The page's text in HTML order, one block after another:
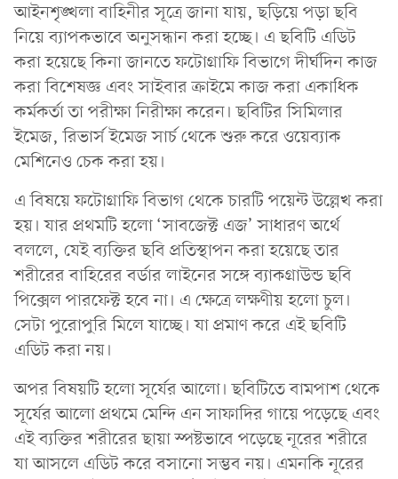
আইনশৃঙ্খলা বাহিনীর সূত্রে জানা যায়, ছড়িয়ে পড়া ছবি
নিয়ে ব্যাপকভাবে অনুসন্ধান করা হচ্ছে। এ ছবিটি এডিট
করা হয়েছে কিনা জানতে ফটোগ্রাফি বিভাগে দীর্ঘদিন কাজ
করা বিশেষজ্ঞ এবং সাইবার ক্রাইমে কাজ করা একাধিক
কর্মকর্তা তা পরীক্ষা নিরীক্ষা করেন। ছবিটির সিমিলার
ইমেজ, রিভার্স ইমেজ সার্চ থেকে শুরু করে ওয়েব্যাক
মেশিনেও চেক করা হয়।
এ বিষয়ে ফটোগ্রাফি বিভাগ থেকে চারটি পয়েন্ট উল্লেখ করা
হয়। যার প্রথমটি হলো ‘সাবজেক্ট এজ’ সাধারণ অর্থে
বললে, যেই ব্যক্তির ছবি প্রতিস্থাপন করা হয়েছে তার
শরীরের বাহিরের বর্ডার লাইনের সঙ্গে ব্যাকগ্রাউন্ড ছবি
পিক্সেল পারফেক্ট হবে না। এ ক্ষেত্রে লক্ষণীয় হলো চুল।
সেটা পুরোপুরি মিলে যাচ্ছে। যা প্রমাণ করে এই ছবিটি
এডিট করা নয়।
অপর বিষয়টি হলো সূর্যের আলো। ছবিটিতে বামপাশ থেকে
সূর্যের আলো প্রথমে মেন্দি এন সাফাদির গায়ে পড়েছে এবং
এই ব্যক্তির শরীরের ছায়া স্পষ্টভাবে পড়েছে নূরের শরীরে
যা আসলে এডিট করে বসানো সম্ভব নয়। এমনকি নূরের